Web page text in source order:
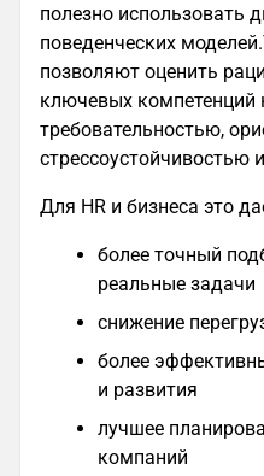
полезно использовать
поведенческих
позволяют оценить
ключевых компетенций
требовательностью,
стрессоустойчивостью
Для HR и бизнеса это
более точный
реальные задачи
снижение
более
и развития
лучшее
компаний